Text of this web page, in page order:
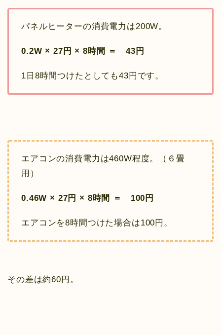
パネルヒーターの消費電力は200W。
0.2W × 27円 × 8時間 ＝ 43円
1日8時間つけたとしても43円です。
エアコンの消費電力は460W程度。（６畳
用）
0.46W × 27円 × 8時間 ＝ 100円
エアコンを8時間つけた場合は100円。
その差は約60円。